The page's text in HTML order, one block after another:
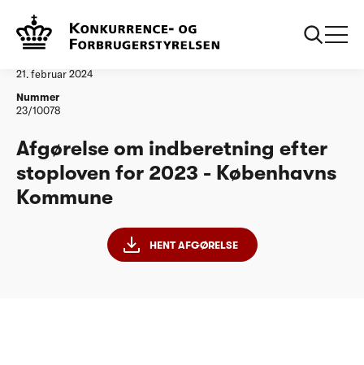
Vandtilsyn
21. februar 2024
Nummer
23/10078
Afgørelse om indberetning efter
stoploven for 2023 - Københavns
Kommune
HENT AFGØRELSE